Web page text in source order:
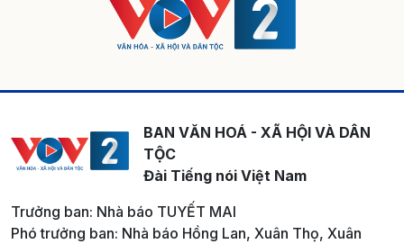
BAN VĂN HOÁ - XÃ HỘI VÀ DÂN
TỘC
Đài Tiếng nói Việt Nam
Trưởng ban: Nhà báo TUYẾT MAI
Phó trưởng ban: Nhà báo Hồng Lan, Xuân Thọ, Xuân